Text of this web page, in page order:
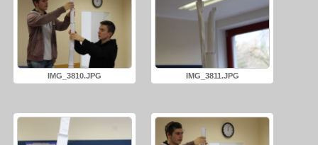
IMG_3810.JPG IMG_3811.JPG